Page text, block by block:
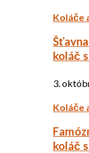
Koláče
koláč
3.
Koláče
koláč